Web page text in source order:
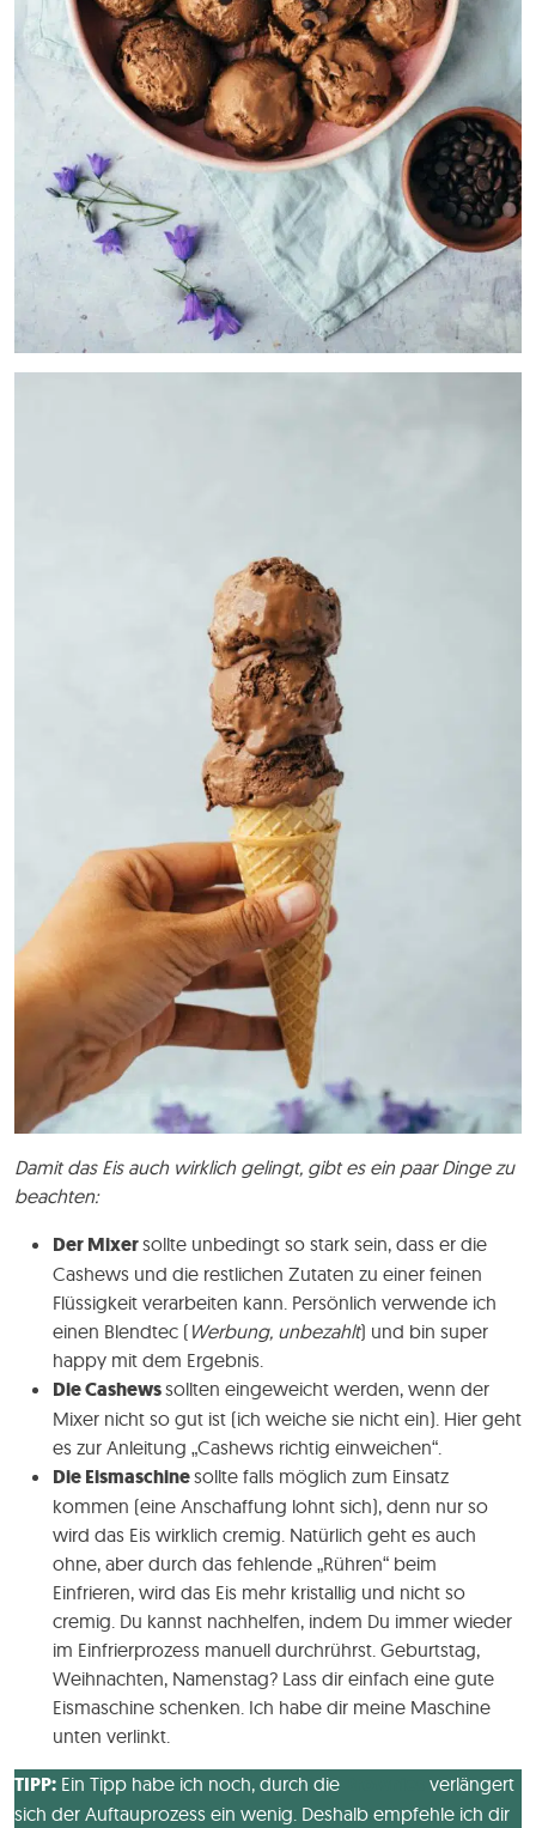
Damit das Eis auch wirklich gelingt, gibt es ein paar Dinge zu
beachten:
Der Mixersollte unbedingt so stark sein, dass er die
Cashews und die restlichen Zutaten zu einer feinen
Flüssigkeit verarbeiten kann. Persönlich verwende ich
einen Blendtec ( Werbung, unbezahlt) und bin super
happy mit dem Ergebnis.
Die Cashewssollten eingeweicht werden, wenn der
Mixer nicht so gut ist (ich weiche sie nicht ein). Hier geht
es zur Anleitung „Cashews richtig einweichen“.
Die Eismaschinesollte falls möglich zum Einsatz
kommen (eine Anschaffung lohnt sich), denn nur so
wird das Eis wirklich cremig. Natürlich geht es auch
ohne, aber durch das fehlende „Rühren“ beim
Einfrieren, wird das Eis mehr kristallig und nicht so
cremig. Du kannst nachhelfen, indem Du immer wieder
im Einfrierprozess manuell durchrührst. Geburtstag,
Weihnachten, Namenstag? Lass dir einfach eine gute
Eismaschine schenken. Ich habe dir meine Maschine
unten verlinkt.
TIPP: Ein Tipp habe ich noch, durch die
verlängert
sich der Auftauprozess ein wenig. Deshalb empfehle ich dir